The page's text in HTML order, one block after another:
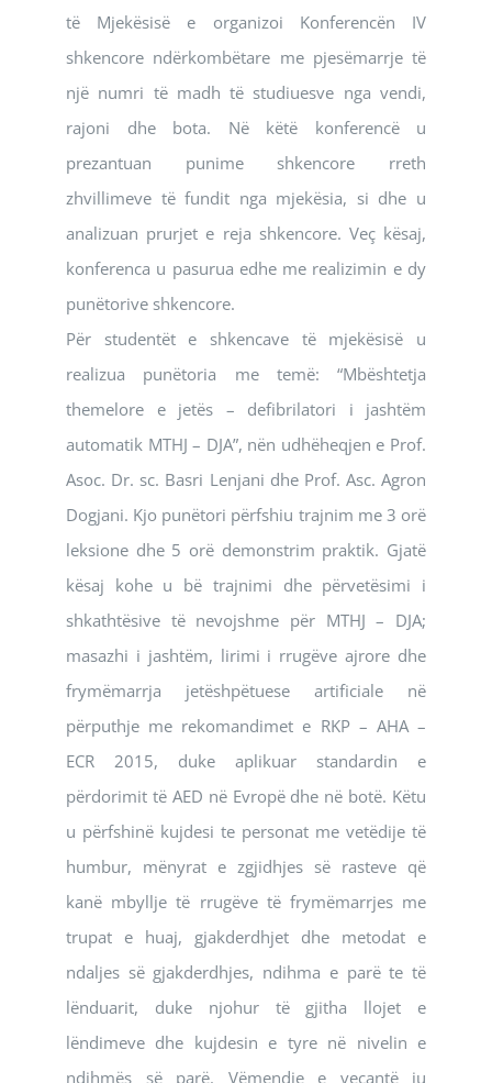
të Mjekësisë e organizoi Konferencën IV
shkencore ndërkombëtare me pjesëmarrje të
një numri të madh të studiuesve nga vendi,
rajoni dhe bota. Në këtë konferencë u
prezantuan punime shkencore rreth
zhvillimeve të fundit nga mjekësia, si dhe u
analizuan prurjet e reja shkencore. Veç kësaj,
konferenca u pasurua edhe me realizimin e dy
punëtorive shkencore.
Për studentët e shkencave të mjekësisë u
realizua punëtoria me temë: “Mbështetja
themelore e jetës – defibrilatori i jashtëm
automatik MTHJ – DJA”, nën udhëheqjen e Prof.
Asoc. Dr. sc. Basri Lenjani dhe Prof. Asc. Agron
Dogjani. Kjo punëtori përfshiu trajnim me 3 orë
leksione dhe 5 orë demonstrim praktik. Gjatë
kësaj kohe u bë trajnimi dhe përvetësimi i
shkathtësive të nevojshme për MTHJ – DJA;
masazhi i jashtëm, lirimi i rrugëve ajrore dhe
frymëmarrja jetëshpëtuese artificiale në
përputhje me rekomandimet e RKP – AHA –
ECR 2015, duke aplikuar standardin e
përdorimit të AED në Evropë dhe në botë. Këtu
u përfshinë kujdesi te personat me vetëdije të
humbur, mënyrat e zgjidhjes së rasteve që
kanë mbyllje të rrugëve të frymëmarrjes me
trupat e huaj, gjakderdhjet dhe metodat e
ndaljes së gjakderdhjes, ndihma e parë te të
lënduarit, duke njohur të gjitha llojet e
lëndimeve dhe kujdesin e tyre në nivelin e
ndihmës së parë. Vëmendje e veçantë iu